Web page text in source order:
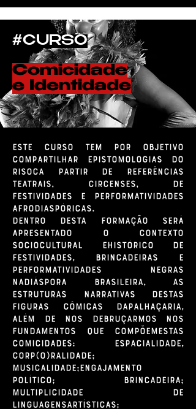
#CURSO
Comicidade
e Identidade
ESTE CURSO TEM POR OBJETIVO
COMPARTILHAR EPISTOMOLOGIAS DO
RISOCA PARTIR DE REFERências
teatrais, circenses, de
festividades e performatividades
afrodiaspóricas.
Dentro desta formação será
apresentado o contexto
sociocultural ehistórico de
festividades, brincadeiras e
performatividades negras
nadiáspora brasileira, as
estruturas narrativas destas
figuras cômicas dapalhaçaria,
além de nos debruçarmos nos
fundamentos que compõemestas
comicidades: Espacialidade,
Corp(o)ralidade;
Musicalidade;Engajamento
político; Brincadeira;
Multiplicidade de
linguagensartísticas;